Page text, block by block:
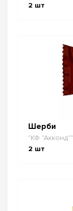
2 шт
Шерби
"КФ "Акконд""
2 шт